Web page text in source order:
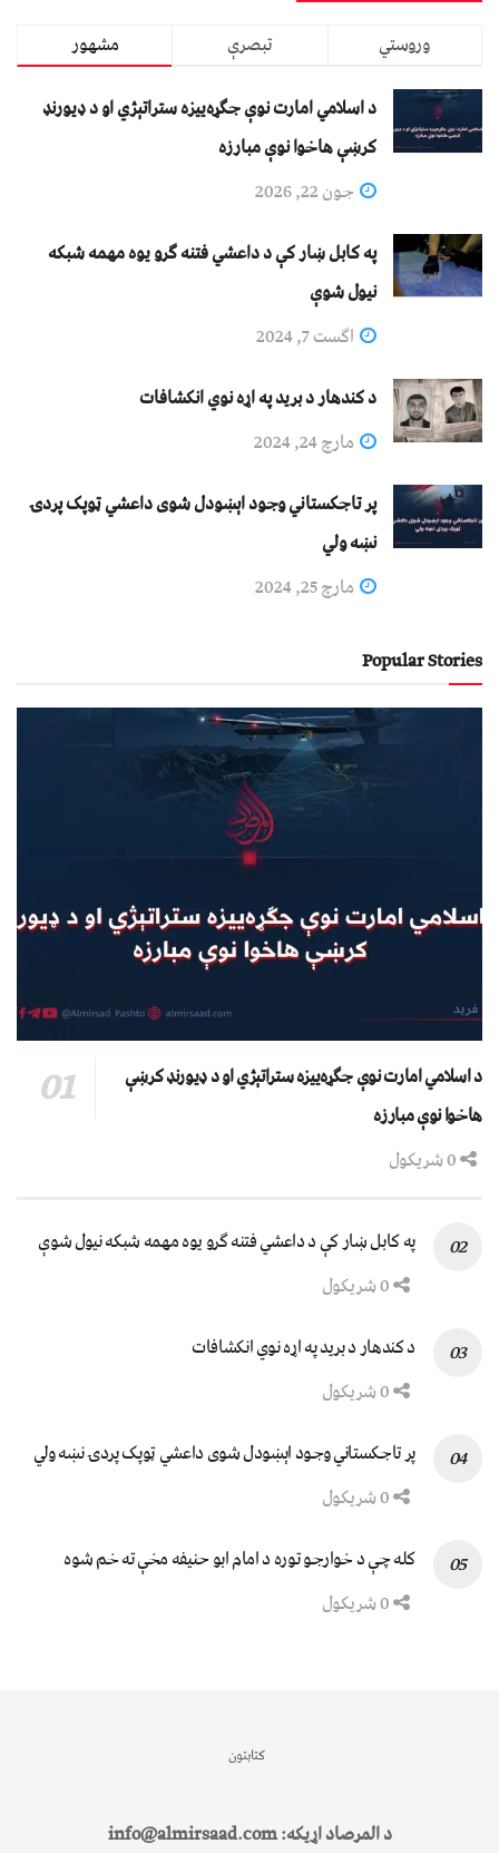
مشهور تبصرې
وروستي
د اسلامي امارت نوې جګړه‌ییزه ستراتېژي او د ډیورنډ
کرښې هاخوا نوې مبارزه
جون 22, 2026
په کابل ښار کې د داعشي فتنه ګرو يوه مهمه شبکه
نيول شوې
اگست 7, 2024
د کندهار د برید په اړه نوي انکشافات
مارچ 24, 2024
پر تاجکستاني وجود اېښودل شوی داعشي ټوپک پردۍ
نښه ولي
مارچ 25, 2024
Popular Stories
د اسلامي امارت نوې جګړه‌ییزه ستراتېژي او د ډیورنډ کرښې
هاخوا نوې مبارزه
په کابل ښار کې د داعشي فتنه ګرو يوه مهمه شبکه نيول شوې
د کندهار د برید په اړه نوي انکشافات
پر تاجکستاني وجود اېښودل شوی داعشي ټوپک پردۍ نښه ولي
کله چې د خوارجو توره د امام ابو حنیفه مخې ته خم شوه
کتابتون
د المرصاد اړیکه: info@almirsaad.com